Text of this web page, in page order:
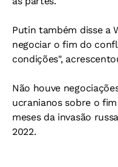
Putin também disse a
negociar o fim do
condições",
Não houve
ucranianos sobre o
meses da invasão
2022.